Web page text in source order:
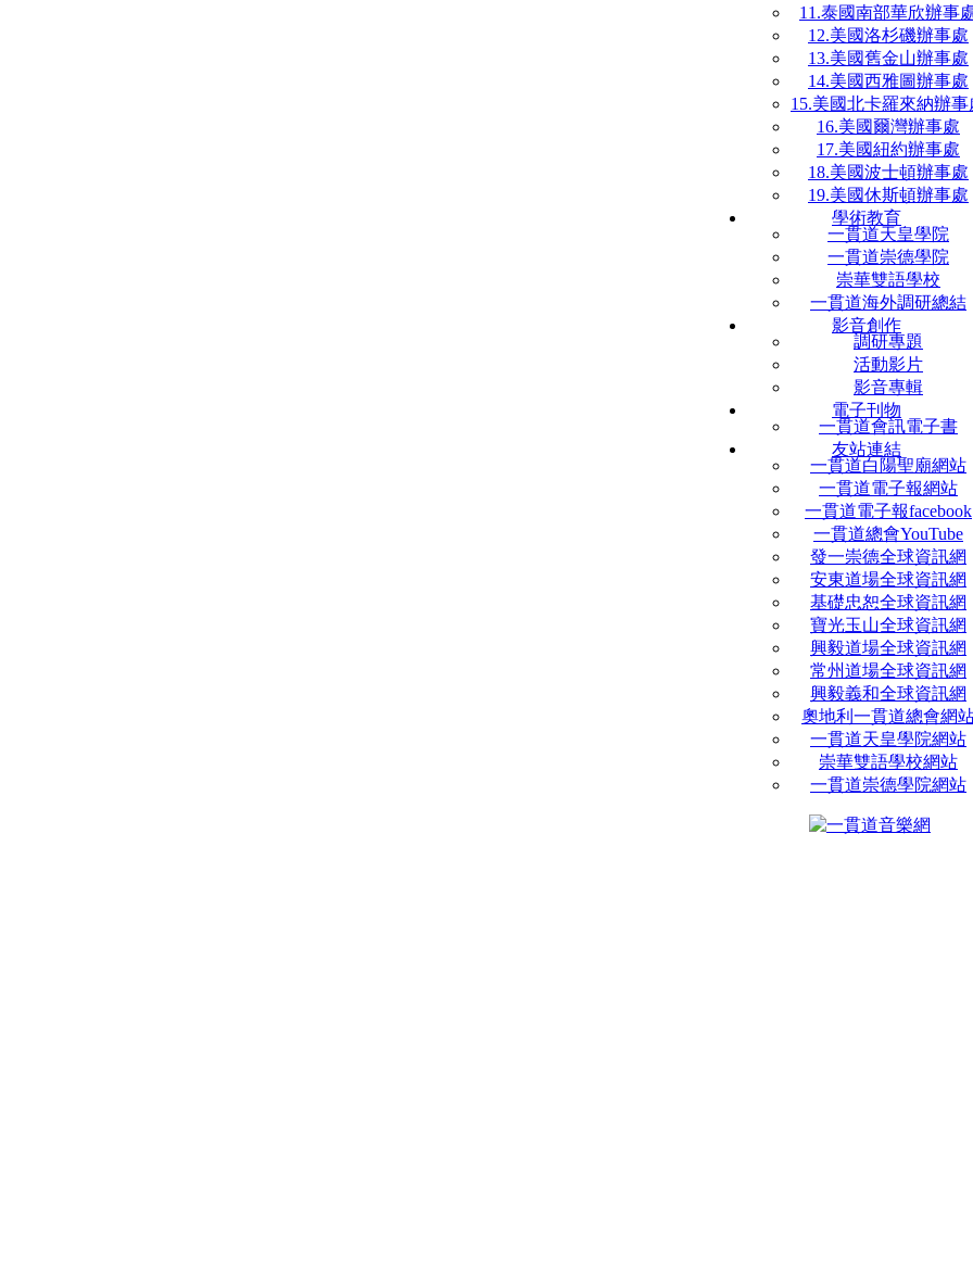
11.泰國南部華欣辦事
12.美國洛杉磯辦事處
13.美國舊金山辦事處
14.美國西雅圖辦事處
15.美國北卡羅來納辦事
16.美國爾灣辦事處
17.美國紐約辦事處
18.美國波士頓辦事處
19.美國休斯頓辦事處
學術教育
一貫道天皇學院
一貫道崇德學院
崇華雙語學校
一貫道海外調研總結
影音創作
調研專題
活動影片
影音專輯
電子刊物
一貫道會訊電子書
友站連結
一貫道白陽聖廟網站
一貫道電子報網站
一貫道電子報facebook
一貫道總會YouTube
發一崇德全球資訊網
安東道場全球資訊網
基礎忠恕全球資訊網
寶光玉山全球資訊網
興毅道場全球資訊網
常州道場全球資訊網
興毅義和全球資訊網
奧地利一貫道總會網
一貫道天皇學院網站
崇華雙語學校網站
一貫道崇德學院網站